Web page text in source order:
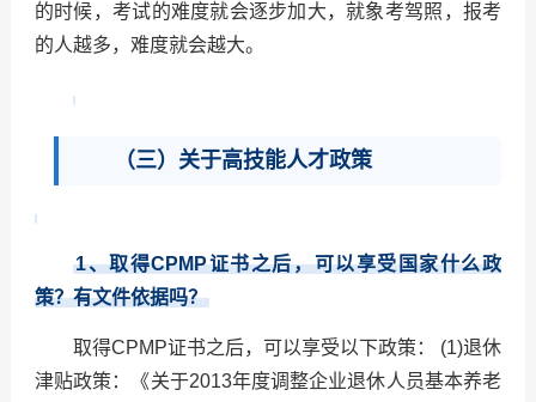
的时候，考试的难度就会逐步加大，就象考驾照，报考
的人越多，难度就会越大。
（三）关于高技能人才政策
1、取得CPMP证书之后，可以享受国家什么政
策？有文件依据吗？
取得CPMP证书之后，可以享受以下政策： (1)退休
津贴政策：《关于2013年度调整企业退休人员基本养老